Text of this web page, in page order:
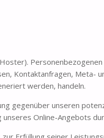
Kontaktanfragen, Meta-
werden, handeln.
gegenüber unseren
Online-Angebots